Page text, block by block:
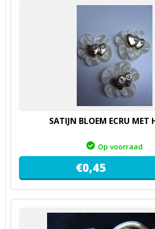
SATIJN BLOEM ECRU MET
Op voorraad
€0,45